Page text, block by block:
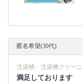
匿名希望(30代)
洗濯槽・洗濯機クリー
満足しております